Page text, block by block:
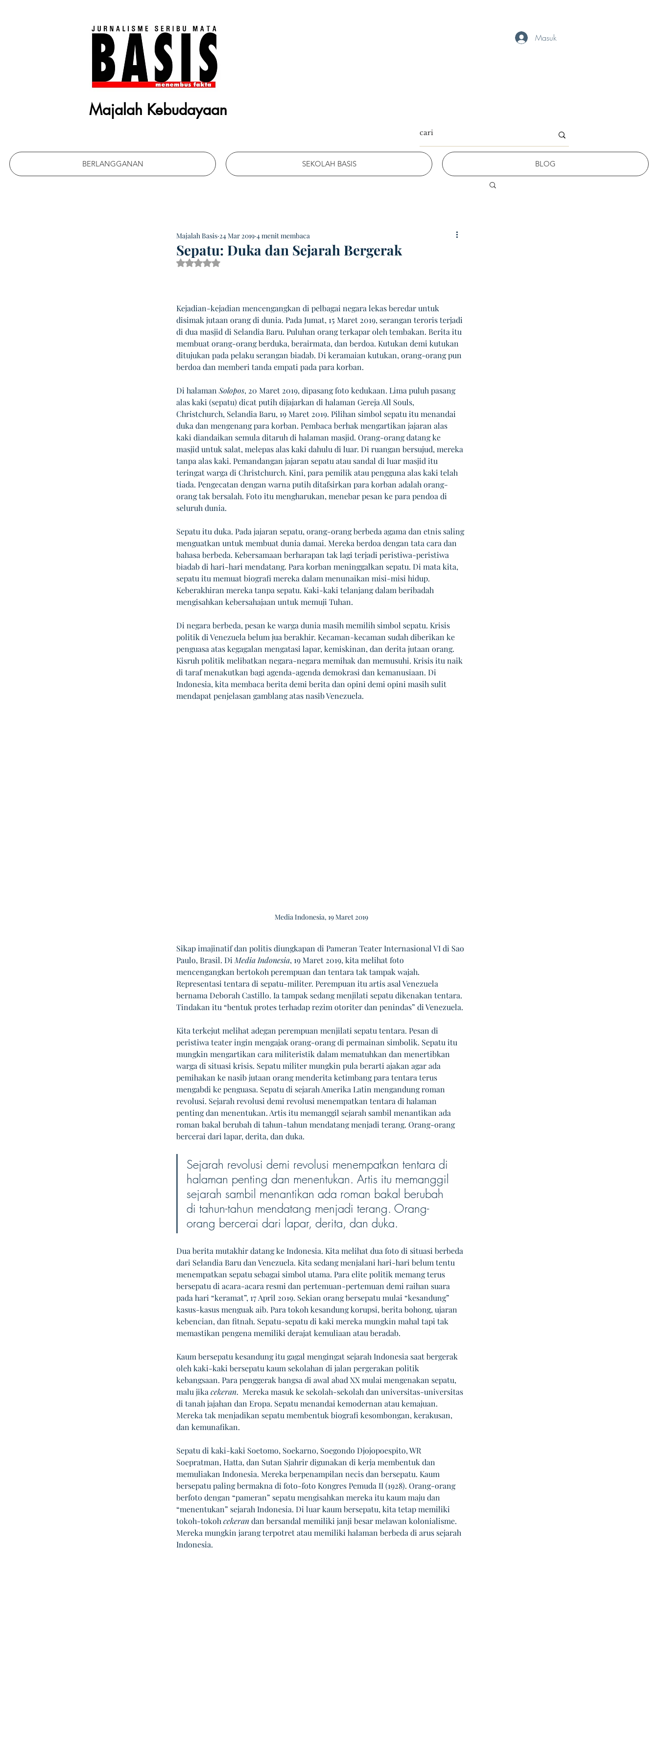
Masuk
Majalah Kebudayaan
BERLANGGANAN SEKOLAH BASIS BLOG
Sepatu: Duka dan Sejarah Bergerak
Majalah Basis 24 Mar 2019 4 menit membaca
Dinilai NaN dari 5 bintang.
Kejadian-kejadian mencengangkan di pelbagai negara lekas beredar untuk
disimak jutaan orang di dunia. Pada Jumat, 15 Maret 2019, serangan teroris terjadi
di dua masjid di Selandia Baru. Puluhan orang terkapar oleh tembakan. Berita itu
membuat orang-orang berduka, berairmata, dan berdoa. Kutukan demi kutukan
ditujukan pada pelaku serangan biadab. Di keramaian kutukan, orang-orang pun
berdoa dan memberi tanda empati pada para korban.
Di halaman Solopos, 20 Maret 2019, dipasang foto kedukaan. Lima puluh pasang
alas kaki (sepatu) dicat putih dijajarkan di halaman Gereja All Souls,
Christchurch, Selandia Baru, 19 Maret 2019. Pilihan simbol sepatu itu menandai
duka dan mengenang para korban. Pembaca berhak mengartikan jajaran alas
kaki diandaikan semula ditaruh di halaman masjid. Orang-orang datang ke
masjid untuk salat, melepas alas kaki dahulu di luar. Di ruangan bersujud, mereka
tanpa alas kaki. Pemandangan jajaran sepatu atau sandal di luar masjid itu
teringat warga di Christchurch. Kini, para pemilik atau pengguna alas kaki telah
tiada. Pengecatan dengan warna putih ditafsirkan para korban adalah orang-
orang tak bersalah. Foto itu mengharukan, menebar pesan ke para pendoa di
seluruh dunia.
Sepatu itu duka. Pada jajaran sepatu, orang-orang berbeda agama dan etnis saling
menguatkan untuk membuat dunia damai. Mereka berdoa dengan tata cara dan
bahasa berbeda. Kebersamaan berharapan tak lagi terjadi peristiwa-peristiwa
biadab di hari-hari mendatang. Para korban meninggalkan sepatu. Di mata kita,
sepatu itu memuat biografi mereka dalam menunaikan misi-misi hidup.
Keberakhiran mereka tanpa sepatu. Kaki-kaki telanjang dalam beribadah
mengisahkan kebersahajaan untuk memuji Tuhan.
Di negara berbeda, pesan ke warga dunia masih memilih simbol sepatu. Krisis
politik di Venezuela belum jua berakhir. Kecaman-kecaman sudah diberikan ke
penguasa atas kegagalan mengatasi lapar, kemiskinan, dan derita jutaan orang.
Kisruh politik melibatkan negara-negara memihak dan memusuhi. Krisis itu naik
di taraf menakutkan bagi agenda-agenda demokrasi dan kemanusiaan. Di
Indonesia, kita membaca berita demi berita dan opini demi opini masih sulit
mendapat penjelasan gamblang atas nasib Venezuela.
Media Indonesia, 19 Maret 2019
Sikap imajinatif dan politis diungkapan di Pameran Teater Internasional VI di Sao
Paulo, Brasil. Di Media Indonesia, 19 Maret 2019, kita melihat foto
mencengangkan bertokoh perempuan dan tentara tak tampak wajah.
Representasi tentara di sepatu-militer. Perempuan itu artis asal Venezuela
bernama Deborah Castillo. Ia tampak sedang menjilati sepatu dikenakan tentara.
Tindakan itu “bentuk protes terhadap rezim otoriter dan penindas” di Venezuela.
Kita terkejut melihat adegan perempuan menjilati sepatu tentara. Pesan di
peristiwa teater ingin mengajak orang-orang di permainan simbolik. Sepatu itu
mungkin mengartikan cara militeristik dalam mematuhkan dan menertibkan
warga di situasi krisis. Sepatu militer mungkin pula berarti ajakan agar ada
pemihakan ke nasib jutaan orang menderita ketimbang para tentara terus
mengabdi ke penguasa. Sepatu di sejarah Amerika Latin mengandung roman
revolusi. Sejarah revolusi demi revolusi menempatkan tentara di halaman
penting dan menentukan. Artis itu memanggil sejarah sambil menantikan ada
roman bakal berubah di tahun-tahun mendatang menjadi terang. Orang-orang
bercerai dari lapar, derita, dan duka.
Sejarah revolusi demi revolusi menempatkan tentara di
halaman penting dan menentukan. Artis itu memanggil
sejarah sambil menantikan ada roman bakal berubah
di tahun-tahun mendatang menjadi terang. Orang-
orang bercerai dari lapar, derita, dan duka.
Dua berita mutakhir datang ke Indonesia. Kita melihat dua foto di situasi berbeda
dari Selandia Baru dan Venezuela. Kita sedang menjalani hari-hari belum tentu
menempatkan sepatu sebagai simbol utama. Para elite politik memang terus
bersepatu di acara-acara resmi dan pertemuan-pertemuan demi raihan suara
pada hari “keramat”, 17 April 2019. Sekian orang bersepatu mulai “kesandung”
kasus-kasus menguak aib. Para tokoh kesandung korupsi, berita bohong, ujaran
kebencian, dan fitnah. Sepatu-sepatu di kaki mereka mungkin mahal tapi tak
memastikan pengena memiliki derajat kemuliaan atau beradab.
Kaum bersepatu kesandung itu gagal mengingat sejarah Indonesia saat bergerak
oleh kaki-kaki bersepatu kaum sekolahan di jalan pergerakan politik
kebangsaan. Para penggerak bangsa di awal abad XX mulai mengenakan sepatu,
malu jika cekeran.  Mereka masuk ke sekolah-sekolah dan universitas-universitas
di tanah jajahan dan Eropa. Sepatu menandai kemodernan atau kemajuan.
Mereka tak menjadikan sepatu membentuk biografi kesombongan, kerakusan,
dan kemunafikan.
Sepatu di kaki-kaki Soetomo, Soekarno, Soegondo Djojopoespito, WR
Soepratman, Hatta, dan Sutan Sjahrir digunakan di kerja membentuk dan
memuliakan Indonesia. Mereka berpenampilan necis dan bersepatu. Kaum
bersepatu paling bermakna di foto-foto Kongres Pemuda II (1928). Orang-orang
berfoto dengan “pameran” sepatu mengisahkan mereka itu kaum maju dan
“menentukan” sejarah Indonesia. Di luar kaum bersepatu, kita tetap memiliki
tokoh-tokoh cekeran dan bersandal memiliki janji besar melawan kolonialisme.
Mereka mungkin jarang terpotret atau memiliki halaman berbeda di arus sejarah
Indonesia.